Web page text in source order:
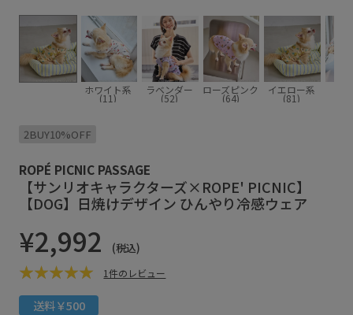
ホワイト系
(11)
ラベンダー
(52)
ローズピンク
(64)
イエロー系
(81)
2BUY10%OFF
ROPÉ PICNIC PASSAGE
【サンリオキャラクターズ×ROPE' PICNIC】
【DOG】日焼けデザイン ひんやり冷感ウェア
¥2,992 (税込)
1件のレビュー
送料￥500